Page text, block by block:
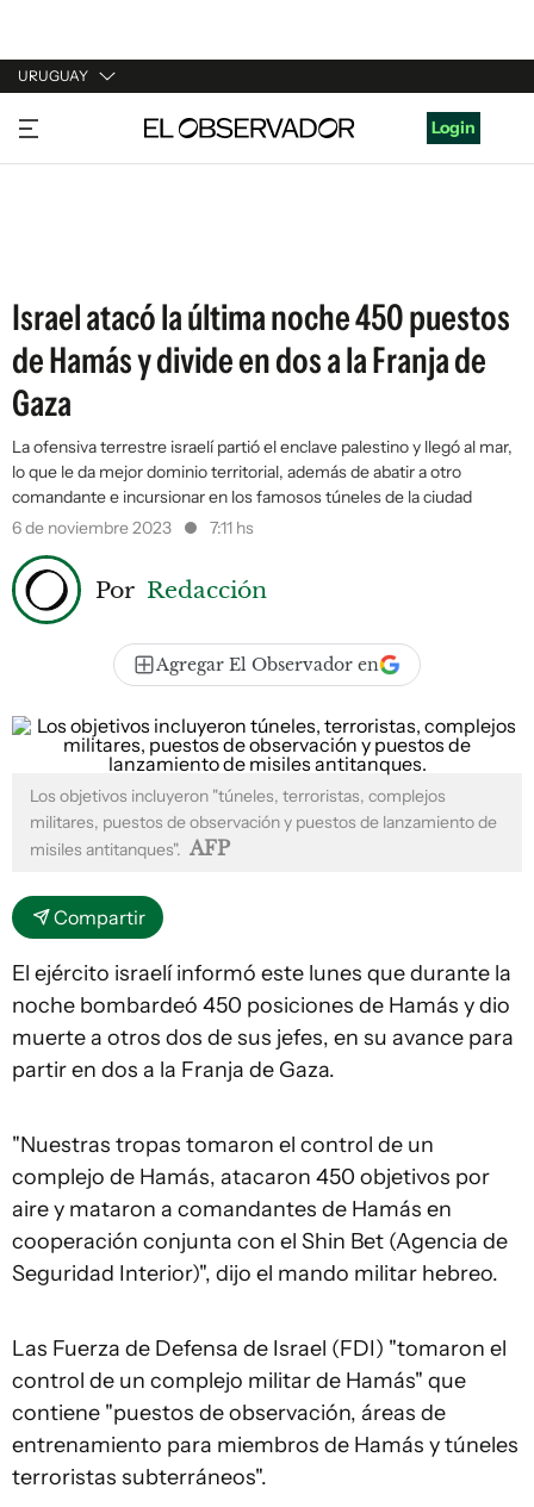
URUGUAY
URUGUAY
ARGENTINA
Login
Israel atacó la última noche 450 puestos
de Hamás y divide en dos a la Franja de
Gaza
La ofensiva terrestre israelí partió el enclave palestino y llegó al mar,
lo que le da mejor dominio territorial, además de abatir a otro
comandante e incursionar en los famosos túneles de la ciudad
6 de noviembre 2023
7:11 hs
Por Redacción
Agregar El Observador en
Los objetivos incluyeron "túneles, terroristas, complejos
militares, puestos de observación y puestos de lanzamiento de
misiles antitanques". AFP
Compartir
El ejército israelí informó este lunes que durante la
noche bombardeó 450 posiciones de Hamás y dio
muerte a otros dos de sus jefes, en su avance para
partir en dos a la Franja de Gaza.
"Nuestras tropas tomaron el control de un
complejo de Hamás, atacaron 450 objetivos por
aire y mataron a comandantes de Hamás en
cooperación conjunta con el Shin Bet (Agencia de
Seguridad Interior)", dijo el mando militar hebreo.
Las Fuerza de Defensa de Israel (FDI) "tomaron el
control de un complejo militar de Hamás" que
contiene "puestos de observación, áreas de
entrenamiento para miembros de Hamás y túneles
terroristas subterráneos".